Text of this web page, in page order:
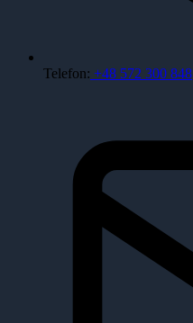
Telefon: +48 572 300 848